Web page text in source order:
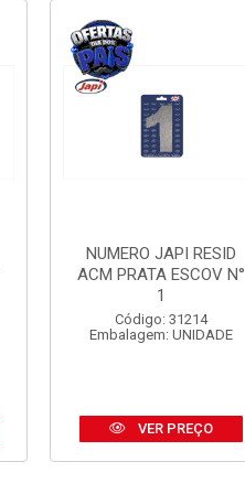
NUMERO JAPI RESID
ACM PRATA ESCOV N°
1
Código: 31214
Embalagem: UNIDADE
VER PREÇO